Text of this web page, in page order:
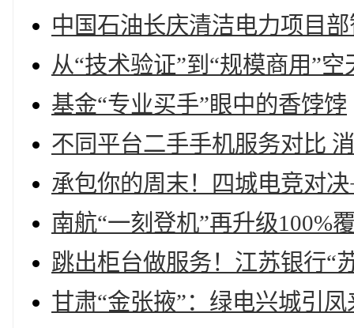
中国石油长庆清洁电力项目
从“技术验证”到“规模商用”
基金“专业买手”眼中的香饽饽
不同平台二手手机服务对比
承包你的周末！四城电竞对
南航“一刻登机”再升级100%
跳出柜台做服务！江苏银行“
甘肃“金张掖”：绿电兴城引凤